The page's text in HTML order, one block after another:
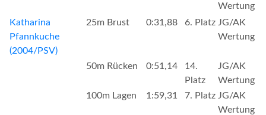
Wertung
Katharina
Pfannkuche
(2004/PSV)
25m Brust 0:31,88 6. Platz JG/AK
Wertung
50m Rücken 0:51,14
14.
Platz
JG/AK
Wertung
100m Lagen
1:59,31 7. Platz JG/AK
Wertung